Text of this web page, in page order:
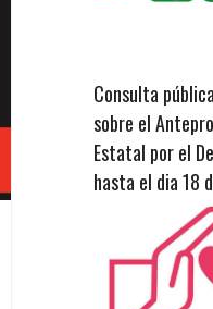
Consulta
sobre el
Estatal por el
hasta el dia 18